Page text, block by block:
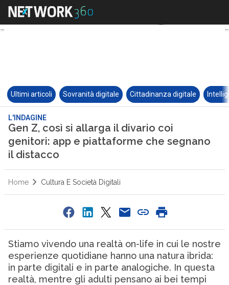
Ultimi articoli Sovranità digitale Cittadinanza digitale
L'INDAGINE
Gen Z, così si allarga il divario coi
genitori: app e piattaforme che segnano
il distacco
Home Cultura E Società Digitali
Stiamo vivendo una realtà on-life in cui le nostre
esperienze quotidiane hanno una natura ibrida:
in parte digitali e in parte analogiche. In questa
realtà, mentre gli adulti pensano ai bei tempi